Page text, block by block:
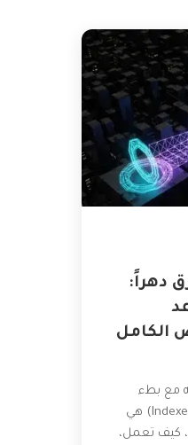
دهراً:
الكامل
مع بطء
قواعد البيانات وكيف كانت الفهارس (Indexes) هي
كيف تعمل،